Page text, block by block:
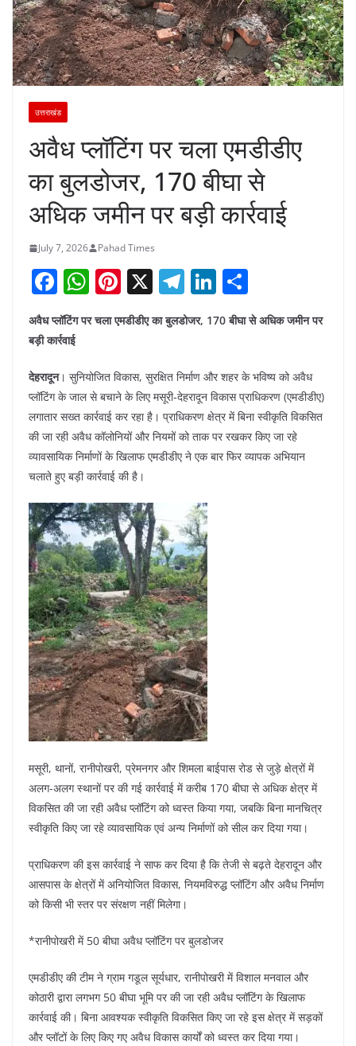
उत्तराखंड
अवैध प्लॉटिंग पर चला एमडीडीए
का बुलडोजर, 170 बीघा से
अधिक जमीन पर बड़ी कार्रवाई
July 7, 2026 Pahad Times
F
a
c
b
o
o
k
W
at
A
p
p
Pi
nt
er
st
X T
el
e
a
m
Li
n
k
dI
n
h
ar
अवैध प्लॉटिंग पर चला एमडीडीए का बुलडोजर, 170 बीघा से अधिक जमीन पर
बड़ी कार्रवाई
देहरादून। सुनियोजित विकास, सुरक्षित निर्माण और शहर के भविष्य को अवैध
प्लॉटिंग के जाल से बचाने के लिए मसूरी-देहरादून विकास प्राधिकरण (एमडीडीए)
लगातार सख्त कार्रवाई कर रहा है। प्राधिकरण क्षेत्र में बिना स्वीकृति विकसित
की जा रही अवैध कॉलोनियों और नियमों को ताक पर रखकर किए जा रहे
व्यावसायिक निर्माणों के खिलाफ एमडीडीए ने एक बार फिर व्यापक अभियान
चलाते हुए बड़ी कार्रवाई की है।
मसूरी, थानों, रानीपोखरी, प्रेमनगर और शिमला बाईपास रोड से जुड़े क्षेत्रों में
अलग-अलग स्थानों पर की गई कार्रवाई में करीब 170 बीघा से अधिक क्षेत्र में
विकसित की जा रही अवैध प्लॉटिंग को ध्वस्त किया गया, जबकि बिना मानचित्र
स्वीकृति किए जा रहे व्यावसायिक एवं अन्य निर्माणों को सील कर दिया गया।
प्राधिकरण की इस कार्रवाई ने साफ कर दिया है कि तेजी से बढ़ते देहरादून और
आसपास के क्षेत्रों में अनियोजित विकास, नियमविरुद्ध प्लॉटिंग और अवैध निर्माण
को किसी भी स्तर पर संरक्षण नहीं मिलेगा।
*रानीपोखरी में 50 बीघा अवैध प्लॉटिंग पर बुलडोजर
एमडीडीए की टीम ने ग्राम गडूल सूर्यधार, रानीपोखरी में विशाल मनवाल और
कोठारी द्वारा लगभग 50 बीघा भूमि पर की जा रही अवैध प्लॉटिंग के खिलाफ
कार्रवाई की। बिना आवश्यक स्वीकृति विकसित किए जा रहे इस क्षेत्र में सड़कों
और प्लॉटों के लिए किए गए अवैध विकास कार्यों को ध्वस्त कर दिया गया।